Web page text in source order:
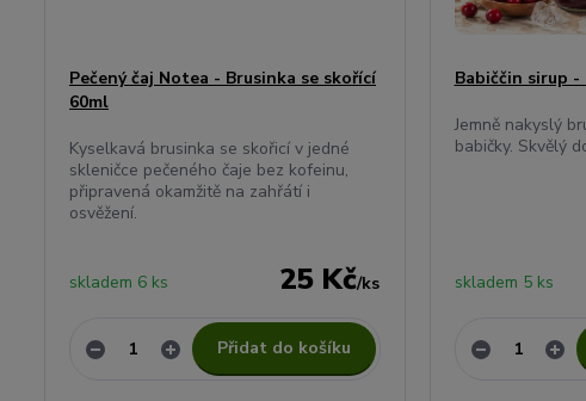
Pečený čaj Notea - Brusinka se skořící
60ml
Kyselkavá brusinka se skořicí v jedné
skleničce pečeného čaje bez kofeinu,
připravená okamžitě na zahřátí i
osvěžení.
25 Kč/ks
skladem 6 ks
Přidat do košíku
Babiččin sirup -
Jemně nakyslý
babičky. Skvělý
skladem 5 ks